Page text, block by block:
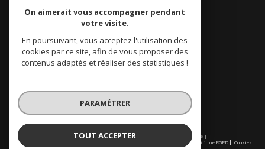
espace propriétaire
© 2026 | Tous droits réservés | Traduction powered by Google |
Nos honoraires
Politique RGPD Cookies
On aimerait vous accompagner pendant
votre visite.
En poursuivant, vous acceptez l'utilisation des
cookies par ce site, afin de vous proposer des
contenus adaptés et réaliser des statistiques !
PARAMÉTRER
TOUT ACCEPTER